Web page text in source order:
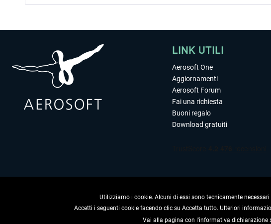
LINK UTILI
Aerosoft One
Aggiornamenti
Aerosoft Forum
Fai una richiesta
Buoni regalo
Download gratuiti
RECEDERE DAL CONTRATTO
Utilizziamo i cookie. Alcuni di essi sono tecnicamente
Accetti i seguenti cookie facendo clic su Accetta tutto. Ulteriori
Vai alla pagina con l'informativa dichiarazione